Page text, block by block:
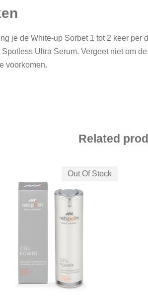
je de White-up Sorbet 1 tot 2 keer
Ultra Serum. Vergeet niet om
voorkomen.
Related
Out Of Stock